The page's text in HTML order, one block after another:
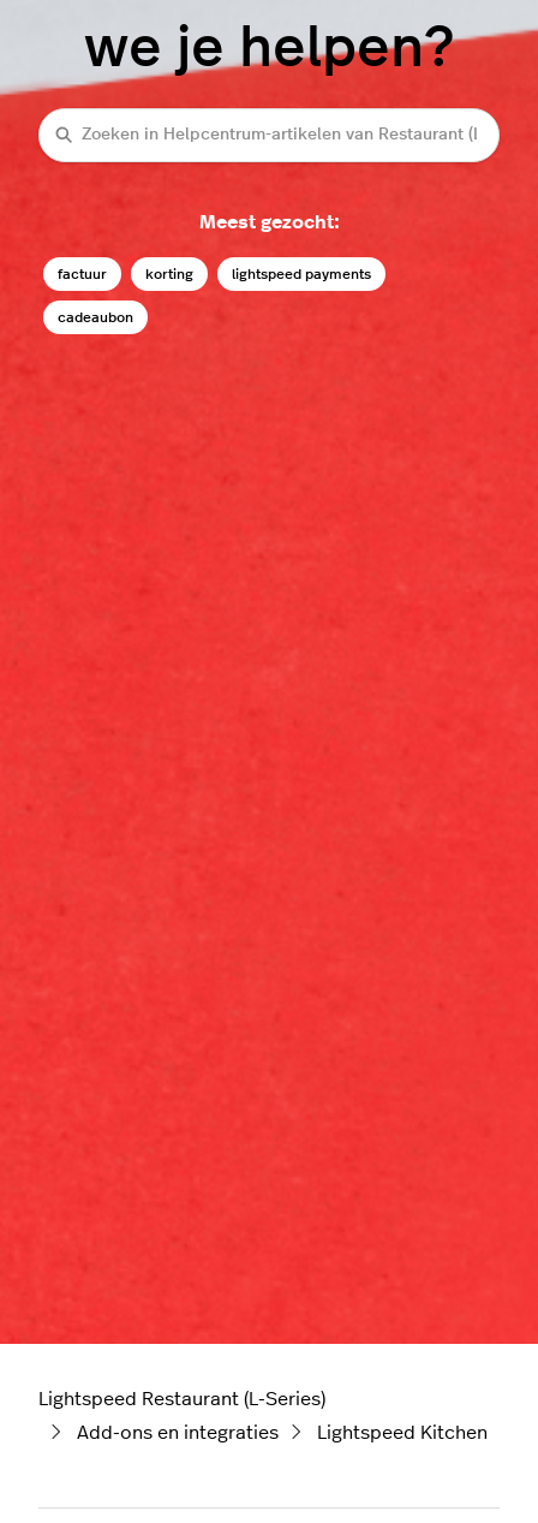
we je helpen?
Zoeken
Meest gezocht:
factuur korting lightspeed payments
cadeaubon
Lightspeed Restaurant (L-Series)
Add-ons en integraties
Lightspeed Kitchen